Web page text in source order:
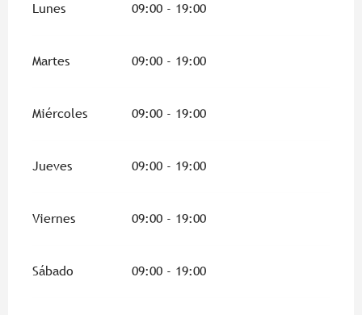
Lunes 09:00 - 19:00
Martes 09:00 - 19:00
Miércoles 09:00 - 19:00
Jueves 09:00 - 19:00
Viernes 09:00 - 19:00
Sábado 09:00 - 19:00